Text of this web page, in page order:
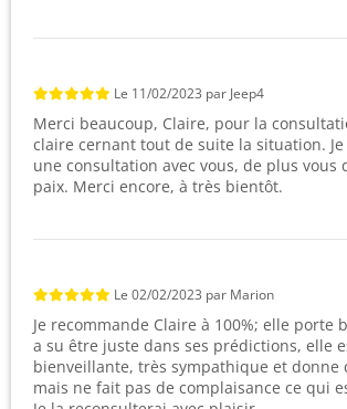
Le 11/02/2023 par Jeep4
Merci beaucoup, Claire, pour la
claire cernant tout de suite la situation.
une consultation avec vous, de plus vous
paix. Merci encore, à très bientôt.
Le 02/02/2023 par Marion
Je recommande Claire à 100%; elle porte
a su être juste dans ses prédictions, elle
bienveillante, très sympathique et donne
mais ne fait pas de complaisance ce qui